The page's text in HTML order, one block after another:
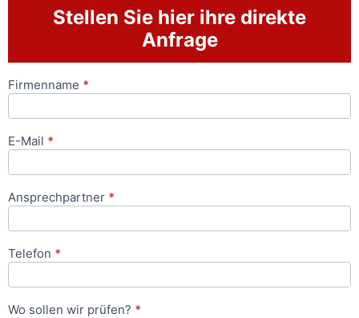
Stellen Sie hier ihre direkte
Anfrage
Anfrageformular
Firmenname *
E-Mail *
Ansprechpartner *
Telefon *
Wo sollen wir prüfen? *